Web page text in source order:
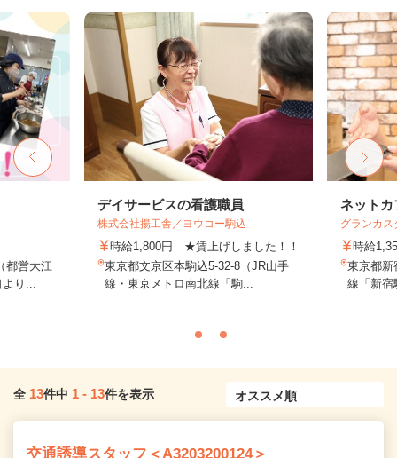
都営大江
り...
デイサービスの看護職員
株式会社揚工舎／ヨウコー駒込
時給1,800円 ★賃上げしました！！
東京都文京区本駒込5-32-8（JR山手
線・東京メトロ南北線「駒...
ネットカ
グランカ
時給
東京都新
線「新宿
全 13件中 1 - 13件を表示
交通誘導スタッフ＜A3203200124＞